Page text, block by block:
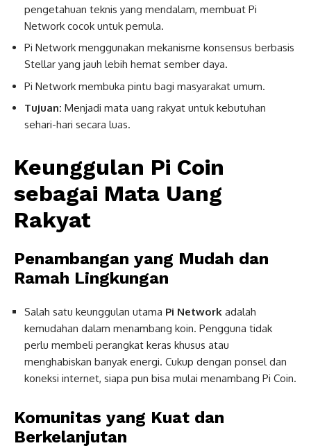
pengetahuan teknis yang mendalam, membuat Pi
Network cocok untuk pemula.
Pi Network menggunakan mekanisme konsensus berbasis
Stellar yang jauh lebih hemat sember daya.
Pi Network membuka pintu bagi masyarakat umum.
Tujuan: Menjadi mata uang rakyat untuk kebutuhan
sehari-hari secara luas.
Keunggulan Pi Coin
sebagai Mata Uang
Rakyat
Penambangan yang Mudah dan
Ramah Lingkungan
Salah satu keunggulan utama Pi Network adalah
kemudahan dalam menambang koin. Pengguna tidak
perlu membeli perangkat keras khusus atau
menghabiskan banyak energi. Cukup dengan ponsel dan
koneksi internet, siapa pun bisa mulai menambang Pi Coin.
Komunitas yang Kuat dan
Berkelanjutan